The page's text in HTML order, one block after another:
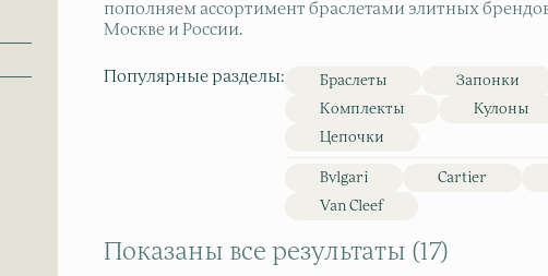
пополняем ассортимент браслетами элитных
Москве и России.
Популярные разделы: Браслеты Запонки
Комплекты
Кулоны
Цепочки
Bvlgari Cartier
Van Cleef
Показаны все результаты (17)